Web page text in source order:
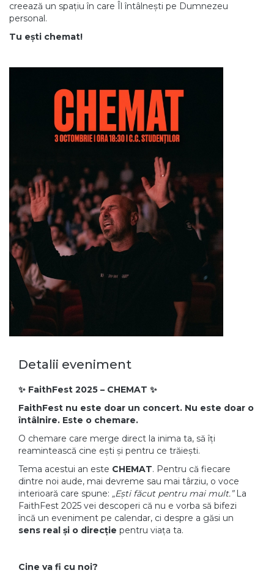
creează un spațiu în care Îl întâlnești pe Dumnezeu
personal.
Tu ești chemat!
Detalii eveniment
✨ FaithFest 2025 – CHEMAT ✨
FaithFest nu este doar un concert. Nu este doar o
întâlnire. Este o chemare.
O chemare care merge direct la inima ta, să îți
reamintească cine ești și pentru ce trăiești.
Tema acestui an este CHEMAT. Pentru că fiecare
dintre noi aude, mai devreme sau mai târziu, o voce
interioară care spune: „Ești făcut pentru mai mult.”La
FaithFest 2025 vei descoperi că nu e vorba să bifezi
încă un eveniment pe calendar, ci despre a găsi un
sens real și o direcție pentru viața ta.
Cine va fi cu noi?